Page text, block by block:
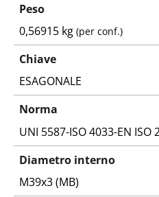
Peso
0,56915 kg(per conf.)
Chiave
ESAGONALE
Norma
UNI 5587-ISO 4033-EN ISO
Diametro interno
M39x3 (MB)